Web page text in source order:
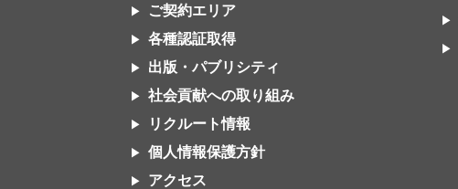
ご契約エリア
各種認証取得
出版・パブリシティ
社会貢献への取り組み
リクルート情報
個人情報保護方針
アクセス